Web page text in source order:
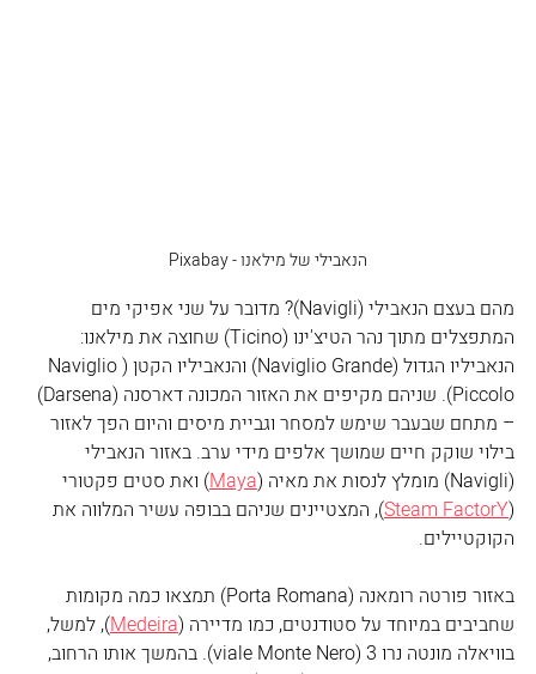
הנאבילי של מילאנו ‏- Pixabay
מהם בעצם הנאבילי (Navigli)? מדובר על שני אפיקי מים
המתפצלים מתוך נהר הטיצ'ינו (Ticino) שחוצה את מילאנו:
הנאביליו הגדול (Naviglio Grande) והנאביליו הקטן (Naviglio
Piccolo). שניהם מקיפים את האזור המכונה דארסנה (Darsena)
– מתחם שבעבר שימש למסחר וגביית מיסים והיום הפך לאזור
בילוי שוקק חיים שמושך אלפים מידי ערב. באזור הנאבילי
(Navigli) מומלץ לנסות את מאיה (
Maya) ואת סטים פקטורי
(
Steam FactorY), המצטיינים שניהם בבופה עשיר המלווה את
הקוקטיילים.
באזור פורטה רומאנה (Porta Romana) תמצאו כמה מקומות
שחביבים במיוחד על סטודנטים, כמו מדיירה (Medeira), למשל,
בוויאלה מונטה נרו 3 (viale Monte Nero). בהמשך אותו הרחוב,